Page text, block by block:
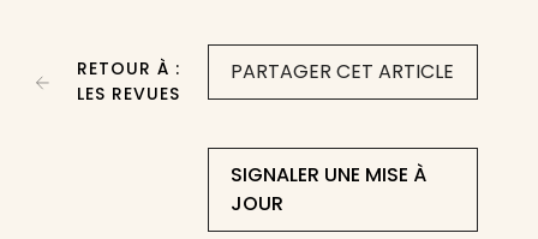
PARTAGER CET ARTICLE
SIGNALER UNE MISE À
JOUR
RETOUR À :
LES REVUES